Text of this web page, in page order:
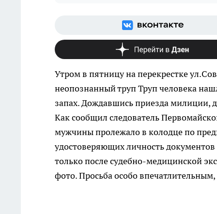
Утром в пятницу на перекрестке
неопознанный трупТруп человека
запах. Дождавшись приезда милиции,
Как сообщил следователь
мужчины пролежало в колодце по
удостоверяющих личность
только после судебно-медицинской
фото. Просьба особо